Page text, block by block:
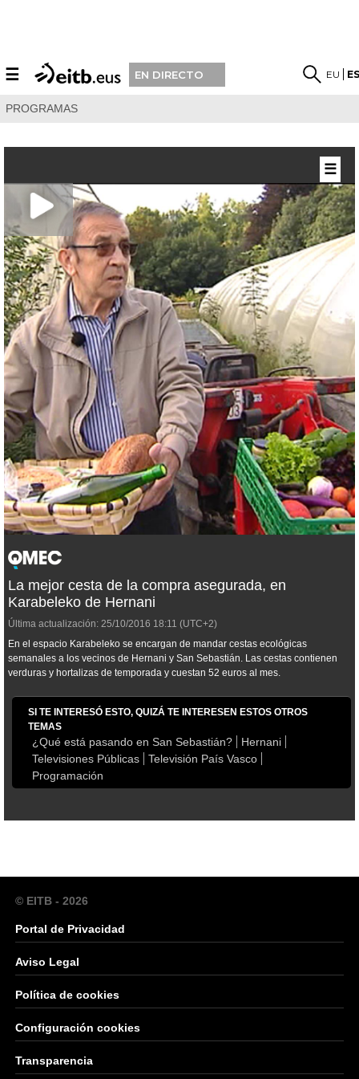
☰ EN DIRECTO EU
PROGRAMAS
La mejor cesta de la compra asegurada, en
Karabeleko de Hernani
Última actualización: 25/10/2016 18:11 (UTC+2)
En el espacio Karabeleko se encargan de mandar cestas ecológicas
semanales a los vecinos de Hernani y San Sebastián. Las cestas contienen
verduras y hortalizas de temporada y cuestan 52 euros al mes.
SI TE INTERESÓ ESTO, QUIZÁ TE INTERESEN ESTOS OTROS
TEMAS
¿Qué está pasando en San Sebastián?
Hernani
Televisiones Públicas
Televisión País Vasco
Programación
☰
© EITB - 2026
Portal de Privacidad
Aviso Legal
Política de cookies
Configuración cookies
Transparencia